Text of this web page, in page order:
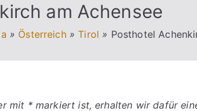
am Achensee
» Österreich » Tirol » Posthotel
mit * markiert ist, erhalten wir dafür